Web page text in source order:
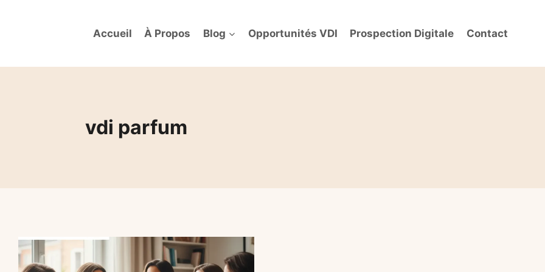
Accueil À Propos Blog Opportunités VDI Prospection Digitale Contact
vdi parfum